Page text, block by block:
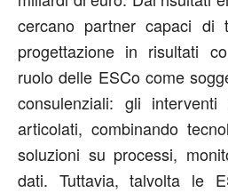
cercano partner capaci di
progettazione in risultati
ruolo delle ESCo come
consulenziali: gli
articolati, combinando
soluzioni su processi,
dati. Tuttavia, talvolta le